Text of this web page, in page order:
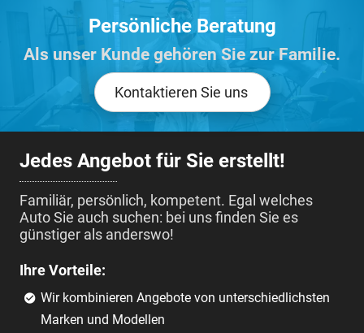
Persönliche Beratung
Als unser Kunde gehören Sie zur Familie.
Kontaktieren Sie uns
Jedes Angebot für Sie erstellt!
Familiär, persönlich, kompetent. Egal welches
Auto Sie auch suchen: bei uns finden Sie es
günstiger als anderswo!
Ihre Vorteile:
Wir kombinieren Angebote von unterschiedlichsten
Marken und Modellen